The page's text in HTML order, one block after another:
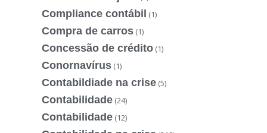
Compliance contábil (1)
Compra de carros (1)
Concessão de crédito (1)
Conornavírus (1)
Contabildiade na crise (5)
Contabilidade (24)
Contabilidade (12)